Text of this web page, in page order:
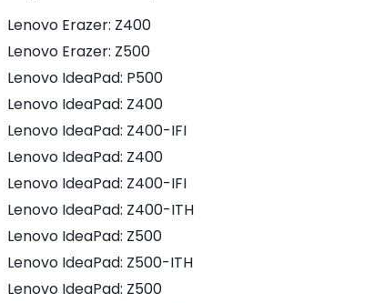
Lenovo Erazer: Z400
Lenovo Erazer: Z500
Lenovo IdeaPad: P500
Lenovo IdeaPad: Z400
Lenovo IdeaPad: Z400-IFI
Lenovo IdeaPad: Z400
Lenovo IdeaPad: Z400-IFI
Lenovo IdeaPad: Z400-ITH
Lenovo IdeaPad: Z500
Lenovo IdeaPad: Z500-ITH
Lenovo IdeaPad: Z500